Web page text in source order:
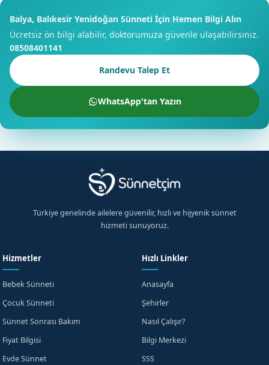
Balya, Balıkesir Yenidoğan Sünneti İçin Hemen Bilgi Alın
Ücretsiz ön bilgi alabilir, doktorumuza güvenle ulaşabilirsiniz.
08508401141
Randevu Talep Et
WhatsApp'tan Yazın
Türkiye genelinde ailelere güvenilir, hızlı ve hijyenik sünnet
hizmeti sunuyoruz.
Hizmetler
Bebek Sünneti
Çocuk Sünneti
Sünnet Sonrası Bakım
Fiyat Bilgisi
Evde Sünnet
Hızlı Linkler
Anasayfa
Şehirler
Nasıl Çalışır?
Bilgi Merkezi
SSS